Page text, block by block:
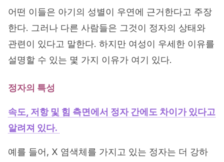
어떤 이들은 아기의 성별이 우연에 근거한다고 주장
한다. 그러나 다른 사람들은 그것이 정자의 상태와
관련이 있다고 말한다. 하지만 여성이 우세한 이유를
설명할 수 있는 몇 가지 이유가 여기 있다.
정자의 특성
속도, 저항 및 힘 측면에서 정자 간에도 차이가 있다고
알려져 있다.
예를 들어, X 염색체를 가지고 있는 정자는 더 강하